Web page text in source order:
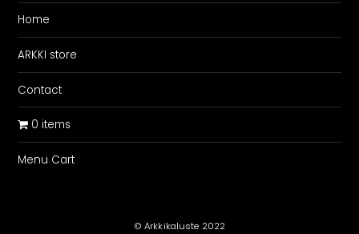
Home
ARKKI store
Contact
0 items
Menu Cart
© Arkkikaluste 2022